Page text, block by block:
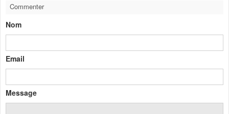
Commenter
Nom
Email
Message